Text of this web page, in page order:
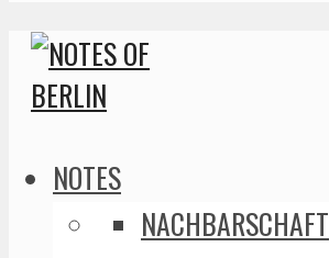
NOTES
NACHBARSCHAFT